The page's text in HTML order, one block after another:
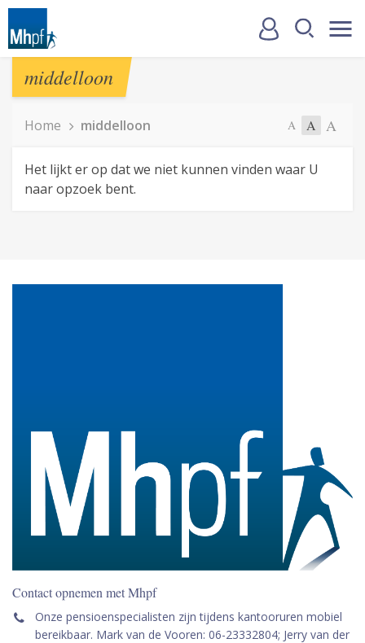
middelloon
Home middelloon A A A
Het lijkt er op dat we niet kunnen vinden waar U
naar opzoek bent.
Contact opnemen met Mhpf
Onze pensioenspecialisten zijn tijdens kantooruren mobiel
bereikbaar. Mark van de Vooren: 06-23332804; Jerry van der